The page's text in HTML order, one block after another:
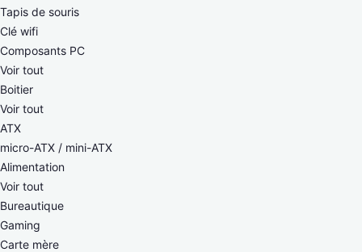
Tapis de souris
Clé wifi
Composants PC
Voir tout
Boitier
Voir tout
ATX
micro-ATX / mini-ATX
Alimentation
Voir tout
Bureautique
Gaming
Carte mère